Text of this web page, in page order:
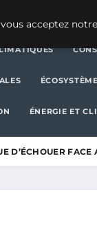
ÉNERGIE ET
D’ÉCHOUER
acceptez